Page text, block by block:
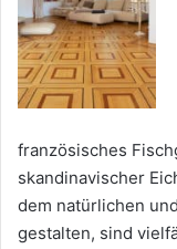
französisches
skandinavischer
dem natürlichen
gestalten, sind